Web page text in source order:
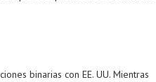
binarias con EE. UU. Mientras